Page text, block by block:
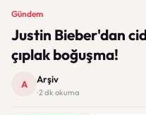
Gündem
Justin Bieber'dan
çıplak boğuşma!
A Arşiv
· 2 dk okuma